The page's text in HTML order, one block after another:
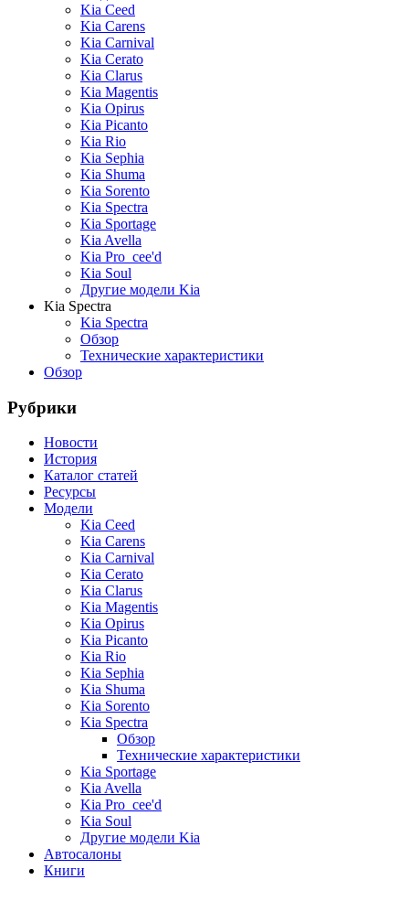
Kia Ceed
Kia Carens
Kia Carnival
Kia Cerato
Kia Clarus
Kia Magentis
Kia Opirus
Kia Picanto
Kia Rio
Kia Sephia
Kia Shuma
Kia Sorento
Kia Spectra
Kia Sportage
Kia Avella
Kia Pro_cee'd
Kia Soul
Другие модели Kia
Kia Spectra
Kia Spectra
Обзор
Технические характеристики
Обзор
Рубрики
Новости
История
Каталог статей
Ресурсы
Модели
Kia Ceed
Kia Carens
Kia Carnival
Kia Cerato
Kia Clarus
Kia Magentis
Kia Opirus
Kia Picanto
Kia Rio
Kia Sephia
Kia Shuma
Kia Sorento
Kia Spectra
Обзор
Технические характеристики
Kia Sportage
Kia Avella
Kia Pro_cee'd
Kia Soul
Другие модели Kia
Автосалоны
Книги